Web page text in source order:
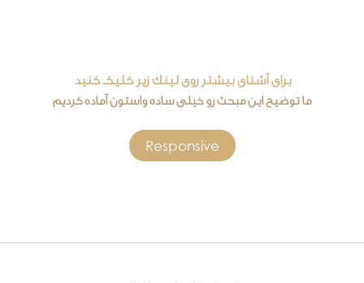
برای آشنای بیشتر روی لینک زیر کلیکـ کنید
ما توضیح این مبحث رو خیلی ساده واستون آماده کردیم
Responsive